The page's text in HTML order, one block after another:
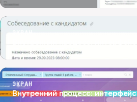
ЭКРАН
Внутренний процесс: